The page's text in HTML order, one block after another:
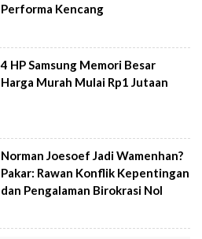
Performa Kencang
4 HP Samsung Memori Besar
Harga Murah Mulai Rp1 Jutaan
Norman Joesoef Jadi Wamenhan?
Pakar: Rawan Konflik Kepentingan
dan Pengalaman Birokrasi Nol